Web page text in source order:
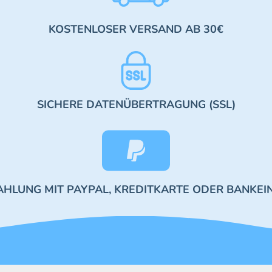
KOSTENLOSER VERSAND AB 30€
SICHERE DATENÜBERTRAGUNG (SSL)
MIT PAYPAL, KREDITKARTE ODER